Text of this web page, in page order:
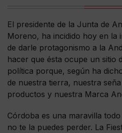
El presidente de la Junta de
Moreno, ha incidido hoy en la
de darle protagonismo a la
hacer que ésta ocupe un sitio
política porque, según ha
de nuestra tierra, nuestra
productos y nuestra Marca
Córdoba es una maravilla
no te la puedes perder. La